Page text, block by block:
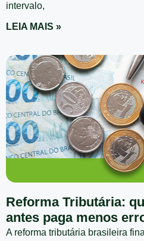
intervalo,
LEIA MAIS »
Reforma Tributária:
antes paga menos
A reforma tributária brasileira